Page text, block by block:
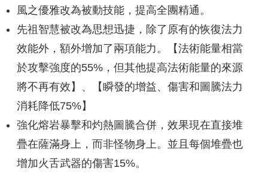
風之優雅改為被動技能，提高全團精通。
先祖智慧被改為思想迅捷，除了原有的恢復法力
效能外，額外增加了兩項能力。【法術能量相當
於攻擊強度的55%，但其他提高法術能量的來源
將不再有效】、【瞬發的增益、傷害和圖騰法力
消耗降低75%】
強化熔岩暴擊和灼熱圖騰合併，效果現在直接堆
疊在薩滿身上，而非怪物身上。並且每個堆疊也
增加火舌武器的傷害15%。